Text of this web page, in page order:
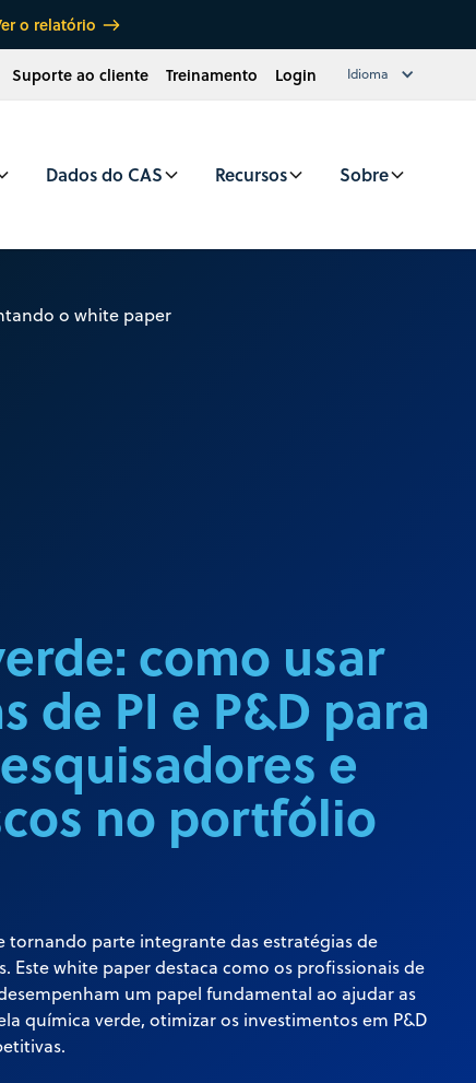
o relatório
Suporte ao cliente Treinamento Login Idioma
Dados do CAS Recursos Sobre
como usar
de PI e P&D para
e
no portfólio
tornando parte integrante das estratégias de
Este white paper destaca como os profissionais de
um papel fundamental ao ajudar as
química verde, otimizar os investimentos em P&D